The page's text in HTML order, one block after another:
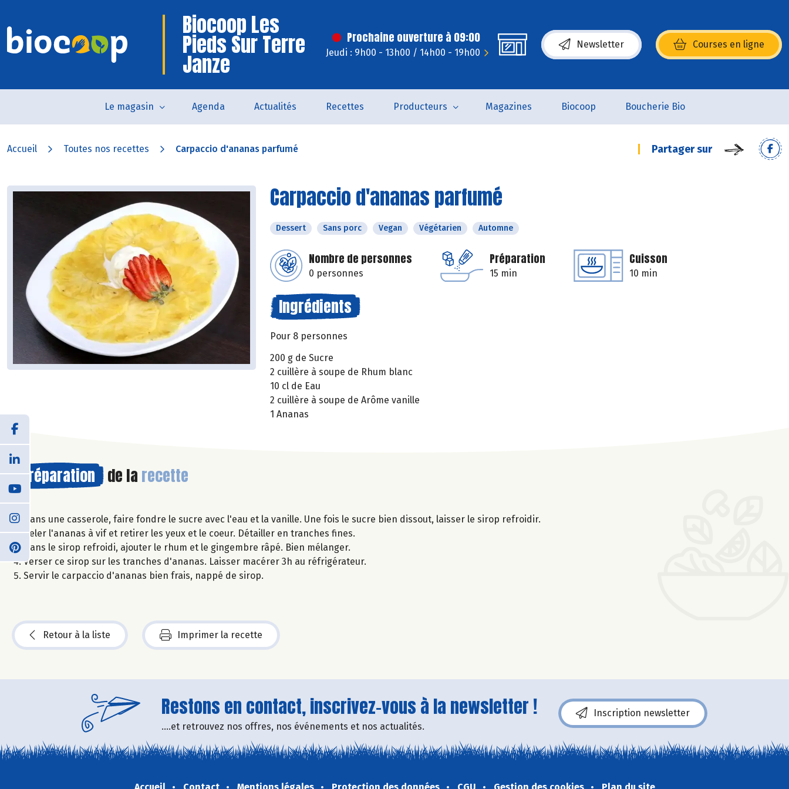
Biocoop Les
Pieds Sur Terre
Janze
Prochaine ouverture à 09:00
Jeudi : 9h00 - 13h00 / 14h00 - 19h00
Newsletter Courses en ligne
(s’ouvre dans une nouvelle fenêtre)
Le magasin Agenda Actualités Recettes Producteurs Magazines Biocoop Boucherie Bio
Accueil Toutes nos recettes Carpaccio d'ananas parfumé Partager sur
Carpaccio d'ananas parfumé
Dessert Sans porc Vegan Végétarien Automne
Nombre de personnes
0 personnes
Préparation
15 min
Cuisson
10 min
Ingrédients
Pour 8 personnes
200 g de Sucre
2 cuillère à soupe de Rhum blanc
10 cl de Eau
2 cuillère à soupe de Arôme vanille
1 Ananas
Préparation de la recette
Dans une casserole, faire fondre le sucre avec l'eau et la vanille. Une fois le sucre bien dissout, laisser le sirop refroidir.
Peler l'ananas à vif et retirer les yeux et le coeur. Détailler en tranches fines.
Dans le sirop refroidi, ajouter le rhum et le gingembre râpé. Bien mélanger.
Verser ce sirop sur les tranches d'ananas. Laisser macérer 3h au réfrigérateur.
Servir le carpaccio d'ananas bien frais, nappé de sirop.
Retour à la liste Imprimer la recette
Restons en contact, inscrivez-vous à la newsletter !
....et retrouvez nos offres, nos événements et nos actualités.
Inscription newsletter